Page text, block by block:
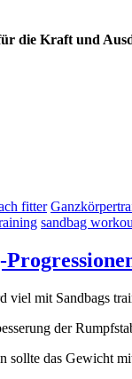
die Kraft und
fitter
sandbag
mit Sandbags
der
sollte das Gewicht